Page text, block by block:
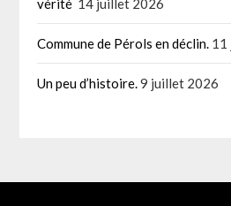
vérité 14 juillet 2026
Commune de Pérols en déclin. 11
Un peu d’histoire.9 juillet 2026